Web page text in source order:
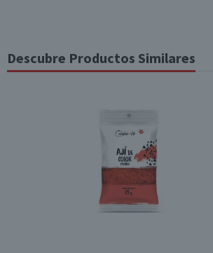
Descubre Productos Similares